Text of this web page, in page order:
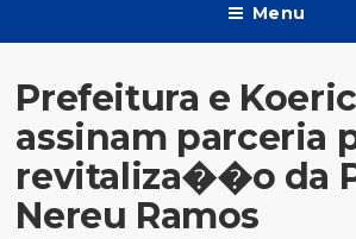
Menu
Prefeitura e
assinam parceria
revitaliza��o da
Nereu Ramos